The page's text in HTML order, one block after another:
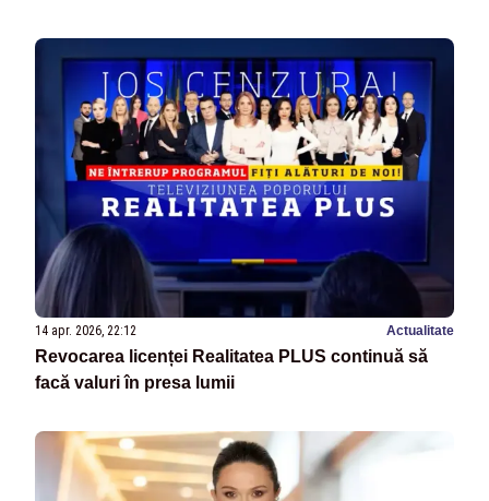
14 apr. 2026, 22:12 Actualitate
Revocarea licenței Realitatea PLUS continuă să
facă valuri în presa lumii